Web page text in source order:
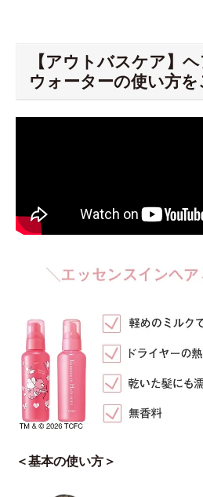
【アウトバスケア】
ウォーターの使い方を
＜基本の使い方＞